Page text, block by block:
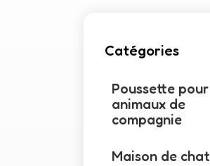
Catégories
Poussette pour
animaux de
compagnie
Maison de chat